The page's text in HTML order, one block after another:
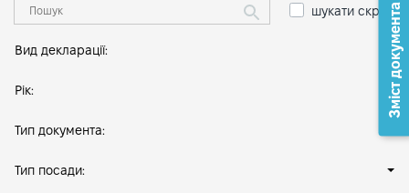
шукати скрізь
Вид декларації:
Рік:
Тип документа:
Тип посади:
Зміст документа